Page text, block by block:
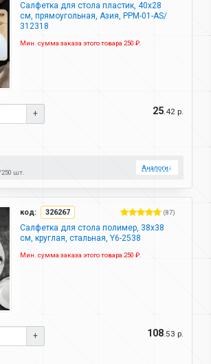
Салфетка для стола пластик, 40х28
см, прямоугольная, Азия, PPM-01-AS/
312318
Мин. сумма заказа этого товара 250 ₽.
+ 25 .42 р.
250 шт.
Аналоги↓
код: 326267 (87)
Салфетка для стола полимер, 38х38
см, круглая, стальная, Y6-2538
Мин. сумма заказа этого товара 250 ₽.
+ 108 .53 р.